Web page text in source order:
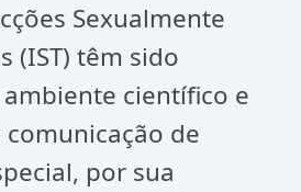
Sexualmente
(IST) têm sido
científico e
de
por sua